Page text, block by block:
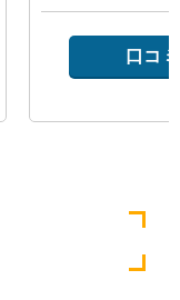
口コ